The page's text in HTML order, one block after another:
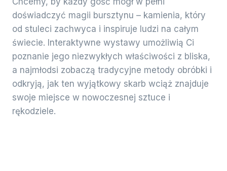
doświadczyć magii bursztynu – kamienia, który
od stuleci zachwyca i inspiruje ludzi na całym
świecie. Interaktywne wystawy umożliwią Ci
poznanie jego niezwykłych właściwości z bliska,
a najmłodsi zobaczą tradycyjne metody obróbki i
odkryją, jak ten wyjątkowy skarb wciąż znajduje
swoje miejsce w nowoczesnej sztuce i
rękodziele.